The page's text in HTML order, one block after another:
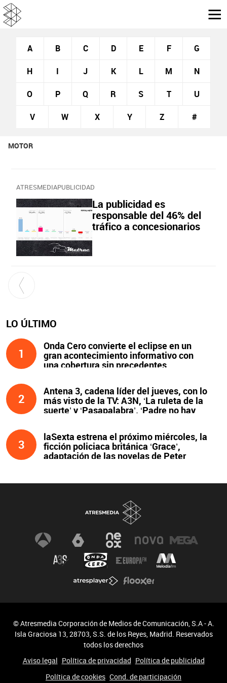
A B C D E F G
H I J K L M N
O P Q R S T U
V W X Y Z #
MOTOR
ATRESMEDIAPUBLICIDAD
La publicidad es
responsable del 46% del
tráfico a concesionarios
LO ÚLTIMO
1
Onda Cero convierte el eclipse en un
gran acontecimiento informativo con
una cobertura sin precedentes
2
Antena 3, cadena líder del jueves, con lo
más visto de la TV: A3N, ‘La ruleta de la
suerte’ y ‘Pasapalabra’. ‘Padre no hay
3
laSexta estrena el próximo miércoles, la
ficción policiaca británica ‘Grace’,
adaptación de las novelas de Peter
© Atresmedia Corporación de Medios de Comunicación, S.A - A.
Isla Graciosa 13, 28703, S.S. de los Reyes, Madrid. Reservados
todos los derechos
Aviso legal Política de privacidad Política de publicidad
Política de cookies Cond. de participación